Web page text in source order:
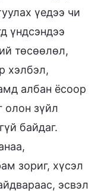
үедээ чи
үндсэндээ
төсөөлөл,
хэлбэл,
албан ёсоор
олон зүйл
байдаг.
зориг, хүсэл
эсвэл